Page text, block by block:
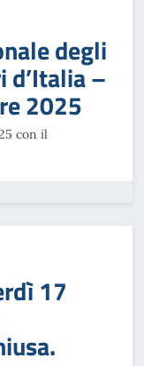
degli
d’Italia –
2025
con il
17